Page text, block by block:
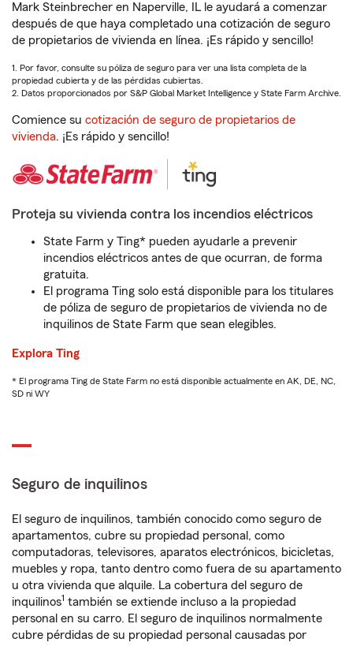
Mark Steinbrecher en Naperville, IL le ayudará a comenzar
después de que haya completado una cotización de seguro
de propietarios de vivienda en línea. ¡Es rápido y sencillo!
1. Por favor, consulte su póliza de seguro para ver una lista completa de la
propiedad cubierta y de las pérdidas cubiertas.
2. Datos proporcionados por S&P Global Market Intelligence y State Farm Archive.
Comience su cotización de seguro de propietarios de
vivienda. ¡Es rápido y sencillo!
Proteja su vivienda contra los incendios eléctricos
State Farm y Ting* pueden ayudarle a prevenir
incendios eléctricos antes de que ocurran, de forma
gratuita.
El programa Ting solo está disponible para los titulares
de póliza de seguro de propietarios de vivienda no de
inquilinos de State Farm que sean elegibles.
Explora Ting
* El programa Ting de State Farm no está disponible actualmente en AK, DE, NC,
SD ni WY
Seguro de inquilinos
El seguro de inquilinos, también conocido como seguro de
apartamentos, cubre su propiedad personal, como
computadoras, televisores, aparatos electrónicos, bicicletas,
muebles y ropa, tanto dentro como fuera de su apartamento
u otra vivienda que alquile. La cobertura del seguro de
inquilinos1 también se extiende incluso a la propiedad
personal en su carro. El seguro de inquilinos normalmente
cubre pérdidas de su propiedad personal causadas por